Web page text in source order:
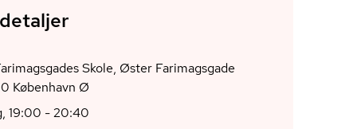
Skole, Øster Farimagsgade
40, 2100 København Ø
19:00 - 20:40